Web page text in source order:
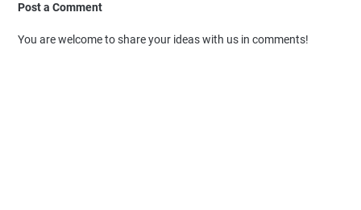
Post a Comment
You are welcome to share your ideas with us in comments!